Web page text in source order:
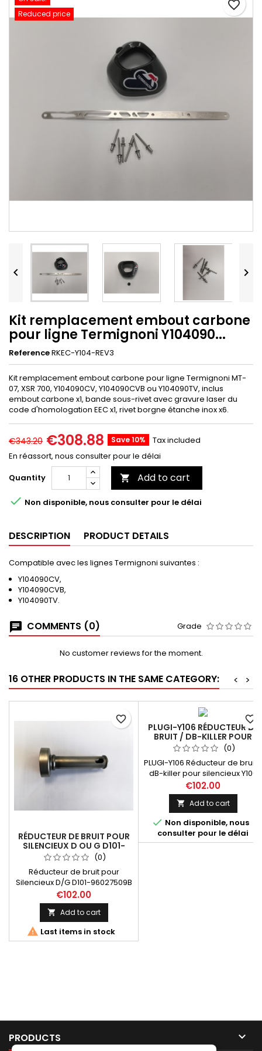
Reduced price
 
Kit remplacement embout carbone
pour ligne Termignoni Y104090...
ReferenceRKEC-Y104-REV3
Kit remplacement embout carbone pour ligne Termignoni MT-
07, XSR 700, Y104090CV, Y104090CVB ou Y104090TV, inclus
embout carbone x1, bande sous-rivet avec gravure laser du
code d'homologation EEC x1, rivet borgne étanche inox x6.
€343.20 €308.88 Save 10%
Tax included
En réassort, nous consulter pour le délai
Quantity
 Add to cart
favorite_border
 Non disponible, nous consulter pour le délai
DESCRIPTION PRODUCT DETAILS
Compatible avec les lignes Termignoni suivantes :
Y104090CV,
Y104090CVB,
Y104090TV.
COMMENTS (0) Grade
No customer reviews for the moment.
16 OTHER PRODUCTS IN THE SAME CATEGORY: >
<
RÉDUCTEUR DE BRUIT POUR
SILENCIEUX D OU G D101-
96027509B (1 PIÈCE)
(0)
Réducteur de bruit pour
Silencieux D/G D101-96027509B
(1 pièce). Dimensions:
Diamètre extérieur 48mm
Longeur totale 113 mm / tube
100 mm Diamètre passage des
gaz 20 mm
€102.00
 Add to cart
 Last items in stock
favorite_border
PLUGI-Y106 RÉDUCTEUR DE
BRUIT / DB-KILLER POUR
SILENCIEUX Y106
(0)
PLUGI-Y106 Réducteur de bruit /
dB-killer pour silencieux Y106
€102.00
 Add to cart
 Non disponible, nous
consulter pour le délai
favorite_border
PRODUCTS 